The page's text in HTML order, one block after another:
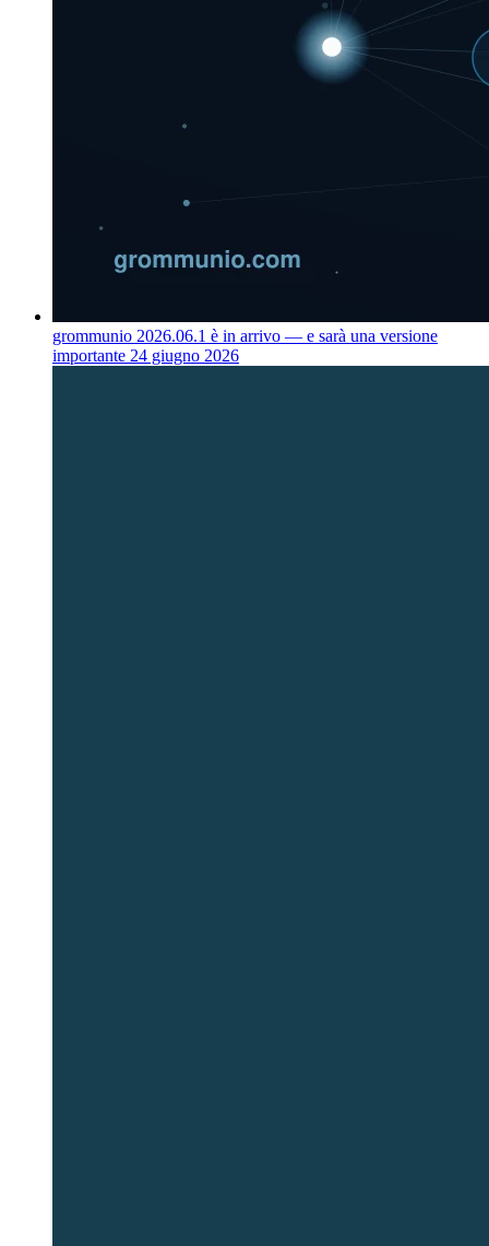
grommunio 2026.06.1 è in arrivo — e sarà una versione
importante 24 giugno 2026